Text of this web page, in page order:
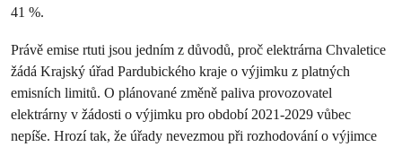
41 %.
Právě emise rtuti jsou jedním z důvodů, proč elektrárna Chvaletice
žádá Krajský úřad Pardubického kraje o výjimku z platných
emisních limitů. O plánované změně paliva provozovatel
elektrárny v žádosti o výjimku pro období 2021-2029 vůbec
nepíše. Hrozí tak, že úřady nevezmou při rozhodování o výjimce